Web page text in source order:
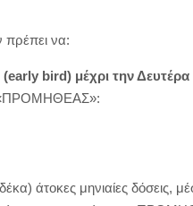
πρέπει να:
(early bird) μέχρι την
«ΠΡΟΜΗΘΕΑΣ»:
άτοκες μηνιαίες δόσεις,